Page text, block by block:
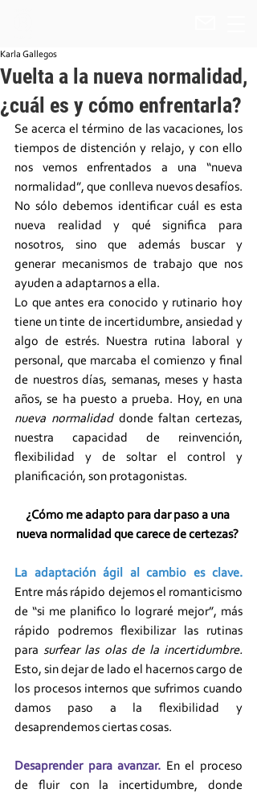
Vuelta a la nueva normalidad,
¿cuál es y cómo enfrentarla?
Karla Gallegos
Se acerca el término de las vacaciones, los
tiempos de distención y relajo, y con ello
nos vemos enfrentados a una “nueva
normalidad”, que conlleva nuevos desafíos.
No sólo debemos identificar cuál es esta
nueva realidad y qué significa para
nosotros, sino que además buscar y
generar mecanismos de trabajo que nos
ayuden a adaptarnos a ella.
Lo que antes era conocido y rutinario hoy
tiene un tinte de incertidumbre, ansiedad y
algo de estrés. Nuestra rutina laboral y
personal, que marcaba el comienzo y final
de nuestros días, semanas, meses y hasta
nueva normalidad donde faltan certezas,
nuestra capacidad de reinvención,
flexibilidad y de soltar el control y
planificación, son protagonistas.
¿Cómo me adapto para dar paso a una
nueva normalidad que carece de certezas?
La adaptación ágil al cambio es clave.
Entre más rápido dejemos el romanticismo
de “si me planifico lo lograré mejor”, más
rápido podremos flexibilizar las rutinas
para surfear las olas de la incertidumbre.
Esto, sin dejar de lado el hacernos cargo de
los procesos internos que sufrimos cuando
damos paso a la flexibilidad y
desaprendemos ciertas cosas.
Desaprender para avanzar. En el proceso
de fluir con la incertidumbre, donde